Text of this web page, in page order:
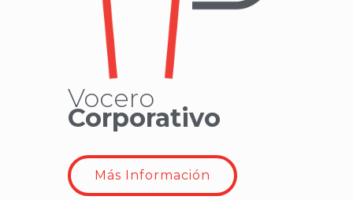
Vocero
Corporativo
Más Información